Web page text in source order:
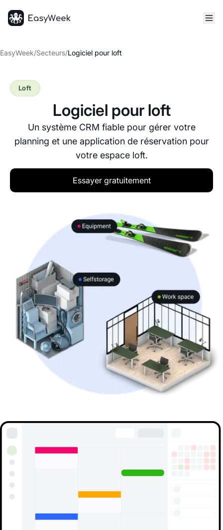
EasyWeek/Secteurs/Logiciel pour loft
Logiciel pour loft
Un système CRM fiable pour gérer votre
planning et une application de réservation pour
votre espace loft.
Loft
Essayer gratuitement